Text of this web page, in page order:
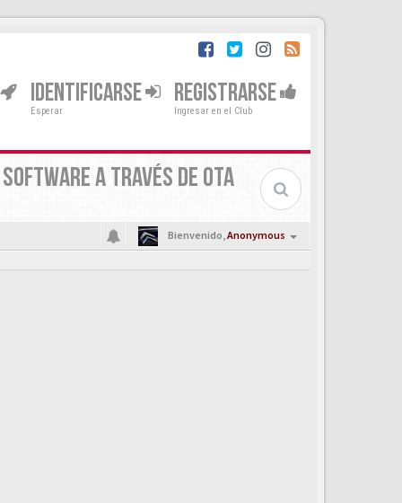
IDENTIFICARSE
Esperar
REGISTRARSE
Ingresar en el Club
A TRAVÉS DE OTA
Bienvenido,Anonymous